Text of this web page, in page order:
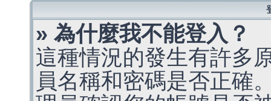
» 為什麼我不能登入？
這種情況的發生有許多
員名稱和密碼是否正確